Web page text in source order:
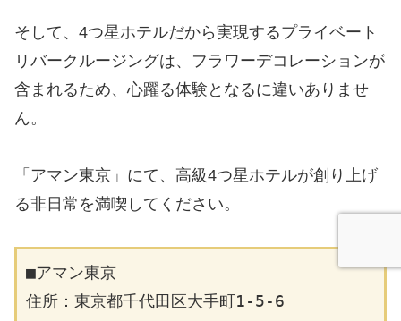
そして、4つ星ホテルだから実現するプライベート
リバークルージングは、フラワーデコレーションが
含まれるため、心躍る体験となるに違いありませ
ん。
「アマン東京」にて、高級4つ星ホテルが創り上げ
る非日常を満喫してください。
■アマン東京
住所：東京都千代田区大手町1-5-6